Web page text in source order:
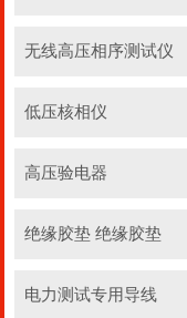
无线高压相序测试仪
低压核相仪
高压验电器
绝缘胶垫 绝缘胶垫
电力测试专用导线